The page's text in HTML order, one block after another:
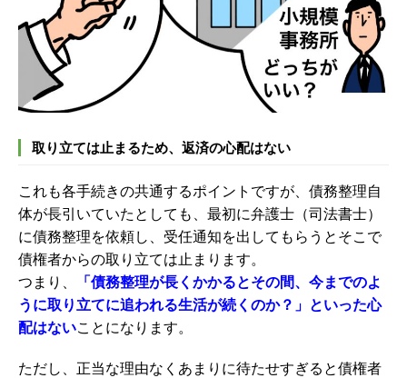
取り立ては止まるため、返済の心配はない
これも各手続きの共通するポイントですが、債務整理自
体が長引いていたとしても、最初に弁護士（司法書士）
に債務整理を依頼し、受任通知を出してもらうとそこで
債権者からの取り立ては止まります。
つまり、
「債務整理が長くかかるとその間、今までのよ
うに取り立てに追われる生活が続くのか？」といった心
配はないことになります。
ただし、正当な理由なくあまりに待たせすぎると債権者